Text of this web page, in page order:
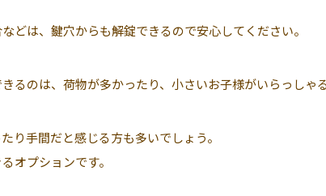
どは、鍵穴からも解錠できるので安心してください。
るのは、荷物が多かったり、小さいお子様がいらっしゃ
り手間だと感じる方も多いでしょう。
オプションです。